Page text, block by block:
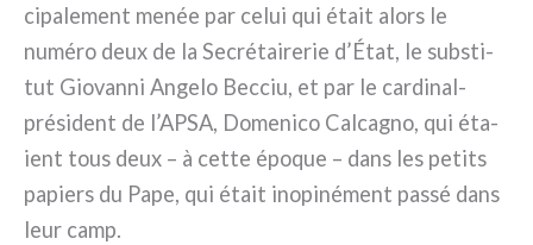
ci­pa­le­ment menée par celui qui était alors le
numé­ro deux de la Secrétairerie d’État, le sub­sti­
tut Giovanni Angelo Becciu, et par le cardinal-
président de l’APSA, Domenico Calcagno, qui éta­
ient tous deux – à cet­te épo­que – dans les peti­ts
papiers du Pape, qui était ino­pi­né­ment pas­sé dans
leur camp.